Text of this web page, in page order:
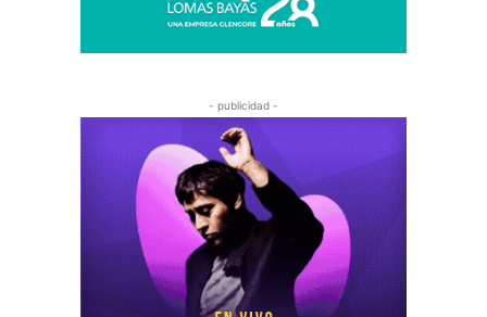
- publicidad -